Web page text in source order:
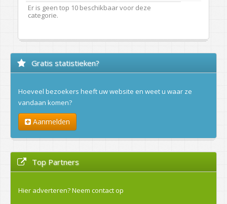
Er is geen top 10 beschikbaar voor deze
categorie.
Gratis statistieken?
Hoeveel bezoekers heeft uw website en weet u waar ze
vandaan komen?
Aanmelden
Top Partners
Hier adverteren?Neem contact op